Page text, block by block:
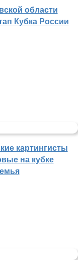
области
Кубка России
картингисты
на кубке